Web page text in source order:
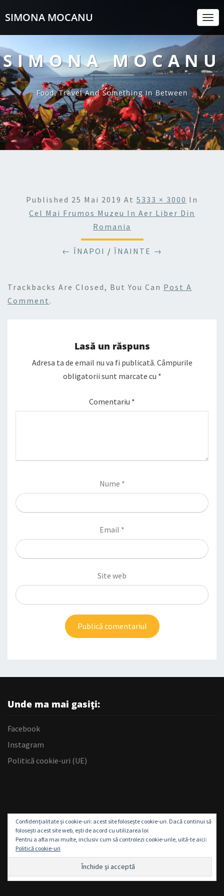
SIMONA MOCANU
SIMONA MOCANU
Food, Travel And Something In Between
Published 25 Mai 2019 At 5333 × 3000 In
Cel Mai Frumos Muzeu In Aer Liber Din
Romania
← ÎNAPOI / ÎNAINTE →
Trackbacks Are Closed, But You Can Post A
Comment .
Lasă un răspuns
Adresa ta de email nu va fi publicată. Câmpurile
obligatorii sunt marcate cu *
Comentariu *
Nume *
Email *
Site web
Unde ma mai gasiți:
Facebook
Instagram
Politică cookie-uri (UE)
Confidențialitate și cookie-uri: acest site folosește cookie-uri. Dacă continui să
folosești acest site web, ești de acord cu utilizarea lor.
Pentru a afla mai multe, inclusiv cum să controlezi cookie-urile, uită-te aici:
Politică cookie-uri